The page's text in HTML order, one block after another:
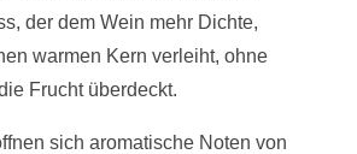
der dem Wein mehr Dichte,
warmen Kern verleiht, ohne
Frucht überdeckt.
sich aromatische Noten von